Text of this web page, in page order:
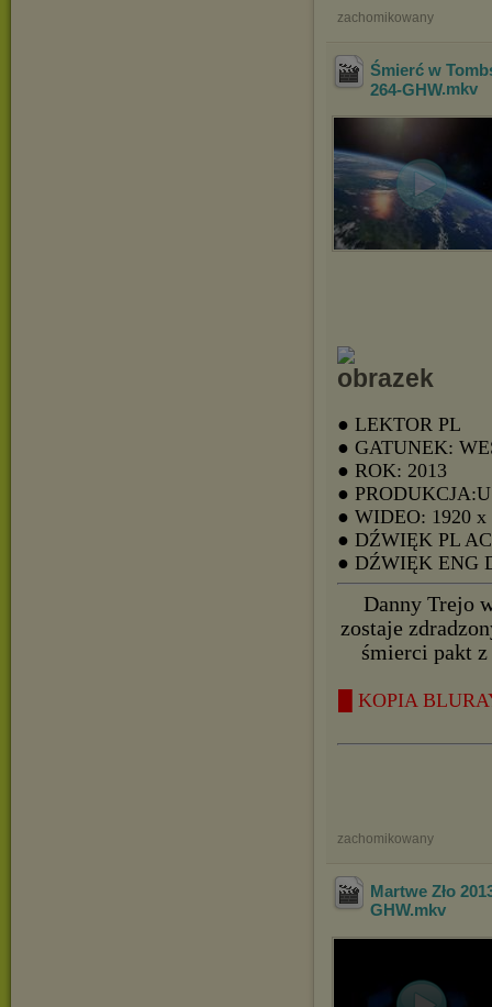
zachomikowany
Śmierć w
264-GHW.mkv
● LEKTOR PL
● GATUNEK:
● ROK: 2013
●
● WIDEO: 1920 x
● DŹWIĘK PL
● DŹWIĘK ENG
Danny Trejo
zostaje
śmierci pakt
█ KOPIA
zachomikowany
Martwe Zło
GHW.mkv